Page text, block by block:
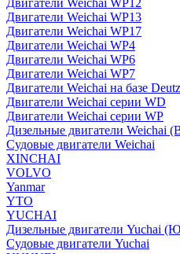
Двигатели Weichai WP12
Двигатели Weichai WP13
Двигатели Weichai WP17
Двигатели Weichai WP4
Двигатели Weichai WP6
Двигатели Weichai WP7
Двигатели Weichai на базе
Двигатели Weichai серии WD
Двигатели Weichai серии WP
Дизельные двигатели Weichai
Судовые двигатели Weichai
XINCHAI
VOLVO
Yanmar
YTO
YUCHAI
Дизельные двигатели Yuchai
Судовые двигатели Yuchai